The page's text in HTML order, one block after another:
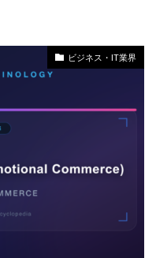
ビジネス・IT業界